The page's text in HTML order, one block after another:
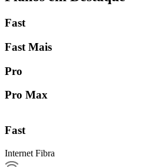
Fast
Fast Mais
Pro
Pro Max
Fast
Internet Fibra